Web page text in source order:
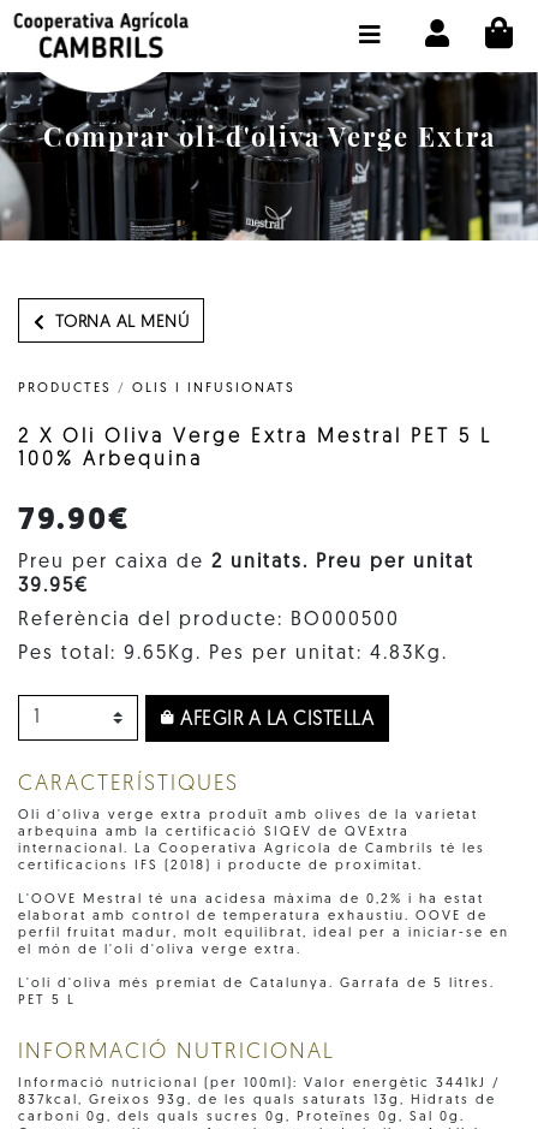
Comprar oli d'oliva Verge Extra
TORNA AL MENÚ
PRODUCTES / OLIS I INFUSIONATS
2 X Oli Oliva Verge Extra Mestral PET 5 L
100% Arbequina
79.90€
Preu per caixa de 2 unitats. Preu per unitat
39.95€
Referència del producte: BO000500
Pes total: 9.65Kg. Pes per unitat: 4.83Kg.
AFEGIR A LA CISTELLA
CARACTERÍSTIQUES
Oli d'oliva verge extra produït amb olives de la varietat
arbequina amb la certificació SIQEV de QVExtra
internacional. La Cooperativa Agrícola de Cambrils té les
certificacions IFS (2018) i producte de proximitat.
L'OOVE Mestral té una acidesa màxima de 0,2% i ha estat
elaborat amb control de temperatura exhaustiu. OOVE de
perfil fruitat madur, molt equilibrat, ideal per a iniciar-se en
el món de l'oli d'oliva verge extra.
L'oli d'oliva més premiat de Catalunya. Garrafa de 5 litres.
PET 5 L
INFORMACIÓ NUTRICIONAL
Informació nutricional (per 100ml): Valor energètic 3441kJ /
837kcal, Greixos 93g, de les quals saturats 13g, Hidrats de
carboni 0g, dels quals sucres 0g, Proteïnes 0g, Sal 0g.
BOTIGA COMPRA ONLINE
LA COOPERATIVA
OLEOTOUR
PRODUCTES
EL NOSTRE OLI
SELECCIONAR IDIOMA: CAT